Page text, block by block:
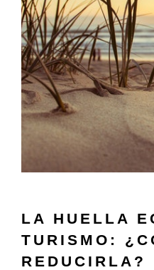
LA HUELLA
TURISMO:
REDUCIRLA?